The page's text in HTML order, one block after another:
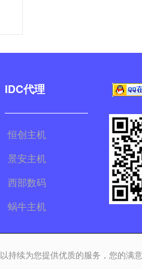
IDC代理
恒创主机
景安主机
西部数码
蜗牛主机
续为您提供优质的服务，您的满意